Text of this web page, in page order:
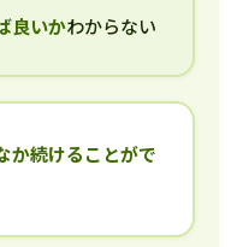
良いかわからない
か続けることがで